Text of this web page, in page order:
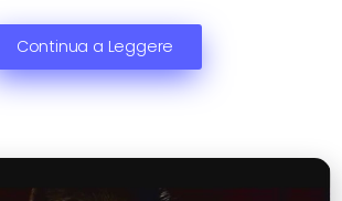
Continua a Leggere